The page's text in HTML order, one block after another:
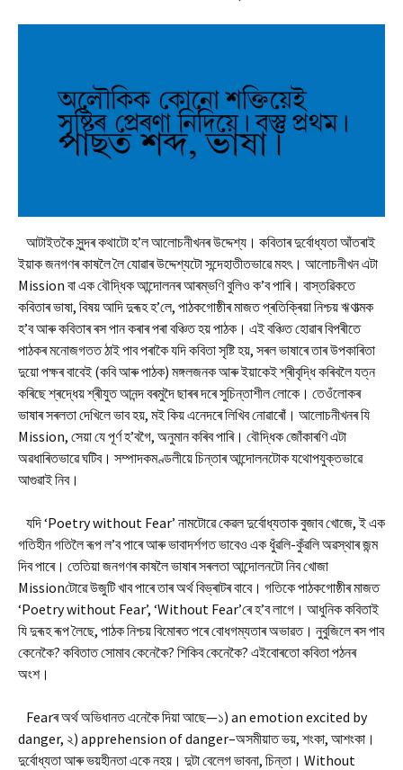
আটাইতকৈ সুন্দৰ কথাটো হ’ল আলোচনীখনৰ উদ্দেশ্য। কবিতাৰ দুৰ্বোধ্যতা আঁতৰাই
ইয়াক জনগণৰ কাষলৈ লৈ যোৱাৰ উদ্দেশ্যটো সন্দেহাতীতভাৱে মহৎ। আলোচনীখন এটা
Mission বা এক বৌদ্ধিক আন্দোলনৰ আৰম্ভণি বুলিও ক’ব পাৰি। বাস্তৱিকতে
কবিতাৰ ভাষা, বিষয় আদি দুৰূহ হ’লে, পাঠকগোষ্ঠীৰ মাজত প্ৰতিক্ৰিয়া নিশ্চয় ঋণাত্মক
হ’ব আৰু কবিতাৰ ৰস পান কৰাৰ পৰা বঞ্চিত হয় পাঠক। এই বঞ্চিত হোৱাৰ বিপৰীতে
পাঠকৰ মনোজগতত ঠাই পাব পৰাকৈ যদি কবিতা সৃষ্টি হয়, সৰল ভাষাৰে তাৰ উপকাৰিতা
দুয়ো পক্ষৰ বাবেই (কবি আৰু পাঠক) মঙ্গলজনক আৰু ইয়াকেই শ্ৰীবৃদ্ধি কৰিবলৈ যত্ন
কৰিছে শ্ৰদ্ধেয় শ্ৰীযুত আনন্দ বৰমুদৈ ছাৰৰ দৰে সুচিন্তাশীল লোকে। তেওঁলোকৰ
ভাষাৰ সৰলতা দেখিলে ভাব হয়, মই কিয় এনেদৰে লিখিব নোৱাৰোঁ। আলোচনীখনৰ যি
Mission, সেয়া যে পূৰ্ণ হ’বগৈ, অনুমান কৰিব পাৰি। বৌদ্ধিক জোঁকাৰণি এটা
অৱধাৰিতভাৱে ঘটিব। সম্পাদকমণ্ডলীয়ে চিন্তাৰ আন্দোলনটোক যথোপযুক্তভাৱে
আগুৱাই নিব।
যদি ‘Poetry without Fear’ নামটোৱে কেৱল দুৰ্বোধ্যতাক বুজাব খোজে, ই এক
গতিহীন গতিলৈ ৰূপ ল’ব পাৰে আৰু ভাবাদৰ্শগত ভাবেও এক ধুঁৱলি-কুঁৱলি অৱস্থাৰ জন্ম
দিব পাৰে। তেতিয়া জনগণৰ কাষলৈ ভাষাৰ সৰলতা আন্দোলনটো নিব খোজা
Missionটোৱে উজুটি খাব পাৰে তাৰ অৰ্থ বিভ্ৰাটৰ বাবে। গতিকে পাঠকগোষ্ঠীৰ মাজত
‘Poetry without Fear’, ‘Without Fear’ৰে হ’ব লাগে। আধুনিক কবিতাই
যি দুৰূহ ৰূপ লৈছে, পাঠক নিশ্চয় বিমোৰত পৰে বোধগম্যতাৰ অভাৱত। নুবুজিলে ৰস পাব
কেনেকৈ? কবিতাত সোমাব কেনেকৈ? শিকিব কেনেকৈ? এইবোৰতো কবিতা পঠনৰ
অংশ।
Fearৰ অৰ্থ অভিধানত এনেকৈ দিয়া আছে—১) an emotion excited by
danger, ২) apprehension of danger–অসমীয়াত ভয়, শংকা, আশংকা।
দুৰ্বোধ্যতা আৰু ভয়হীনতা একে নহয়। দুটা বেলেগ ভাবনা, চিন্তা। Without